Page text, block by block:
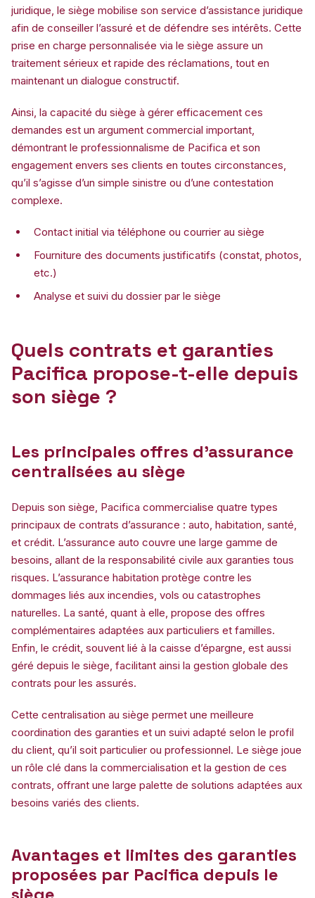
juridique, le siège mobilise son service d’assistance juridique
afin de conseiller l’assuré et de défendre ses intérêts. Cette
prise en charge personnalisée via le siège assure un
traitement sérieux et rapide des réclamations, tout en
maintenant un dialogue constructif.
Ainsi, la capacité du siège à gérer efficacement ces
demandes est un argument commercial important,
démontrant le professionnalisme de Pacifica et son
engagement envers ses clients en toutes circonstances,
qu’il s’agisse d’un simple sinistre ou d’une contestation
complexe.
Contact initial via téléphone ou courrier au siège
Fourniture des documents justificatifs (constat, photos,
etc.)
Analyse et suivi du dossier par le siège
Quels contrats et garanties
Pacifica propose-t-elle depuis
son siège ?
Les principales offres d’assurance
centralisées au siège
Depuis son siège, Pacifica commercialise quatre types
principaux de contrats d’assurance : auto, habitation, santé,
et crédit. L’assurance auto couvre une large gamme de
besoins, allant de la responsabilité civile aux garanties tous
risques. L’assurance habitation protège contre les
dommages liés aux incendies, vols ou catastrophes
naturelles. La santé, quant à elle, propose des offres
complémentaires adaptées aux particuliers et familles.
Enfin, le crédit, souvent lié à la caisse d’épargne, est aussi
géré depuis le siège, facilitant ainsi la gestion globale des
contrats pour les assurés.
Cette centralisation au siège permet une meilleure
coordination des garanties et un suivi adapté selon le profil
du client, qu’il soit particulier ou professionnel. Le siège joue
un rôle clé dans la commercialisation et la gestion de ces
contrats, offrant une large palette de solutions adaptées aux
besoins variés des clients.
Avantages et limites des garanties
proposées par Pacifica depuis le